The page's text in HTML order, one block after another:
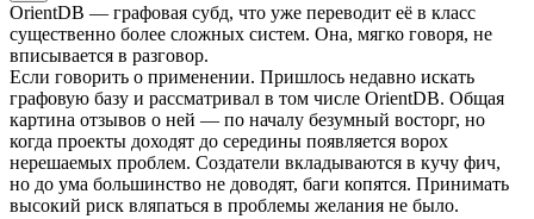
OrientDB — графовая субд, что уже переводит её в класс
существенно более сложных систем. Она, мягко говоря, не
вписывается в разговор.
Если говорить о применении. Пришлось недавно искать
графовую базу и рассматривал в том числе OrientDB. Общая
картина отзывов о ней — по началу безумный восторг, но
когда проекты доходят до середины появляется ворох
нерешаемых проблем. Создатели вкладываются в кучу фич,
но до ума большинство не доводят, баги копятся. Принимать
высокий риск вляпаться в проблемы желания не было.